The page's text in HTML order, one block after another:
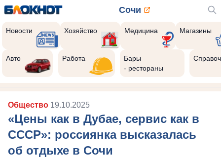
Сочи
Новости Хозяйство Медицина Магазины
Авто Работа
Бары
- рестораны
Общество 19.10.2025
«Цены как в Дубае, сервис как в
СССР»: россиянка высказалась
об отдыхе в Сочи